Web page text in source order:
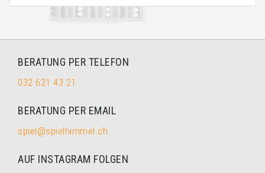
BERATUNG PER TELEFON
032 621 43 21
BERATUNG PER EMAIL
spiel@spielhimmel.ch
AUF INSTAGRAM FOLGEN